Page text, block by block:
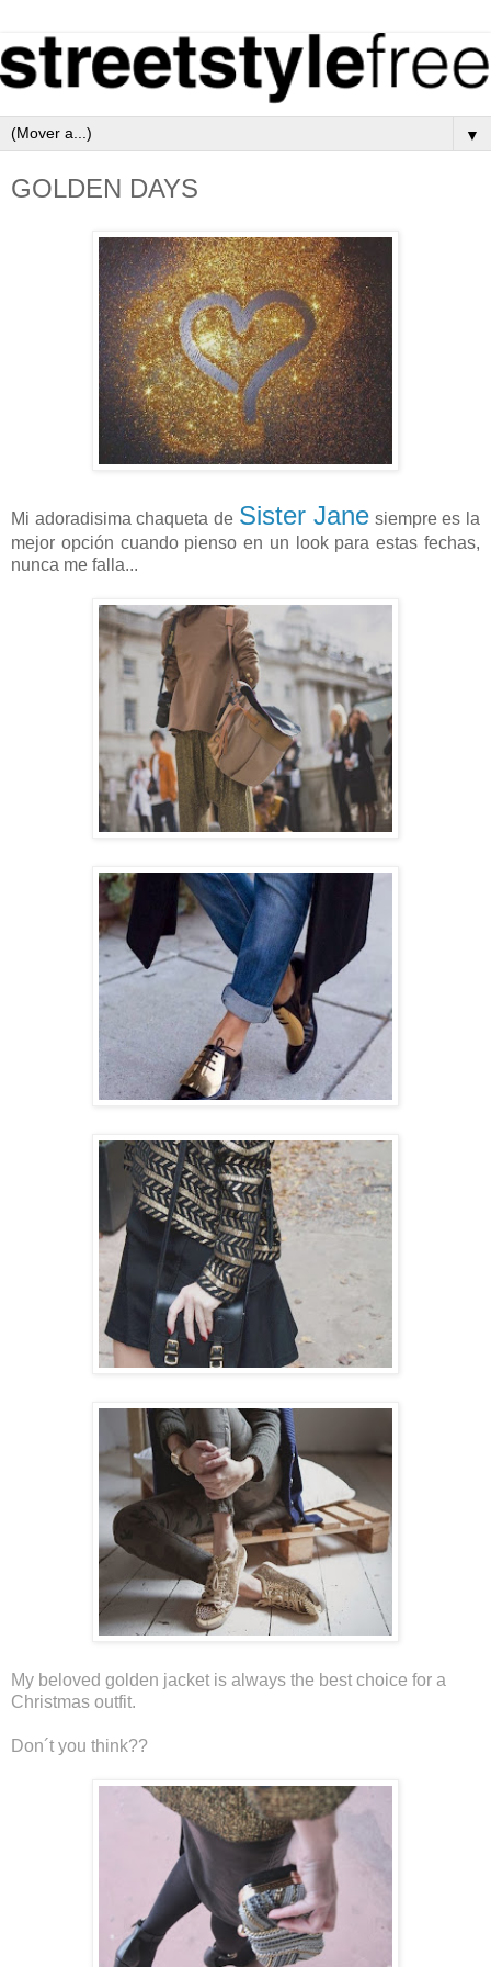
▼
GOLDEN DAYS
Mi adoradisima chaqueta de Sister Jane siempre es la
mejor opción cuando pienso en un look para estas fechas,
nunca me falla...
My beloved golden jacket is always the best choice for a
Christmas outfit.
Don´t you think??